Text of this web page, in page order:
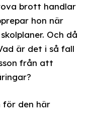
brott handlar
hon när
Och då
är det i så fall
från att
för den här